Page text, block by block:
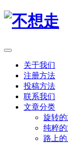
关于我们
注册方法
投稿方法
联系我们
文章分类
旋转
纯粹
路上